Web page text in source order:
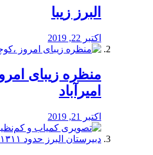
البرز زیبا
اکتبر 22, 2019
منظره‌‌ زیبای
امیرآباد
اکتبر 21, 2019